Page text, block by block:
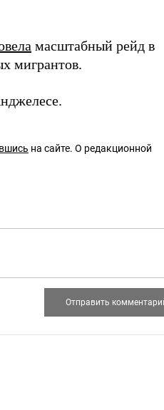
масштабный рейд в
мигрантов.
на сайте. О редакционной